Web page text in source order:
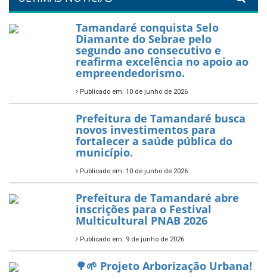
PartiuENEM — Prefeitura
garante transporte gratuito
para os estudantes
7 de novembro de 2025
Política Nacional Aldir Blanc
— Tamandaré tem Plano de
Aplicação de Recursos (PAR)
habilitado
7 de novembro de 2025
ÚLTIMAS NOTÍCIAS
Tamandaré conquista Selo
Diamante do Sebrae pelo
segundo ano consecutivo e
reafirma excelência no apoio ao
empreendedorismo.